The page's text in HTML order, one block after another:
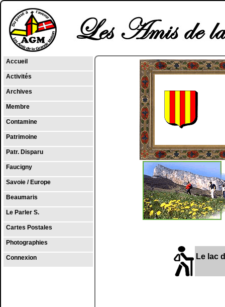
Accueil
Activités
Archives
Membre
Contamine
Patrimoine
Patr. Disparu
Faucigny
Savoie / Europe
Beaumaris
Le Parler S.
Cartes Postales
Photographies
Connexion Le lac